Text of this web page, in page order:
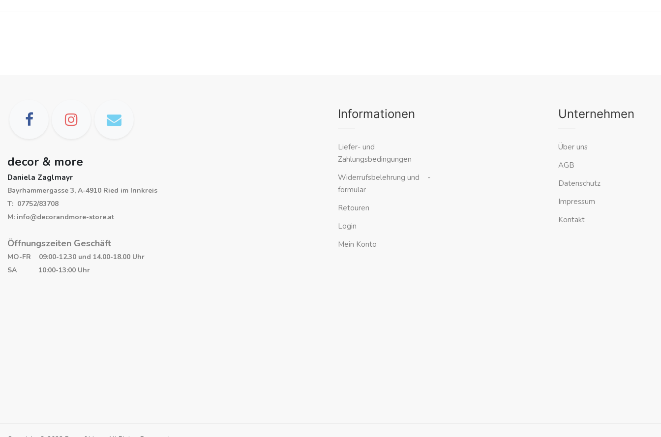
decor & more
Daniela Zaglmayr
Bayrhammergasse 3, A-4910 Ried im Innkreis
T: 07752/83708
M: info@decorandmore-store.at
Öffnungszeiten Geschäft
MO-FR 09:00-12.30 und 14.00-18.00 Uhr
SA 10:00-13:00 Uhr
Informationen
Liefer- und
Zahlungsbedingungen
Widerrufsbelehrung und -
formular
Retouren
Login
Mein Konto
Unternehmen
Über uns
AGB
Datenschutz
Impressum
Kontakt